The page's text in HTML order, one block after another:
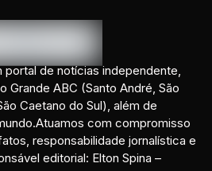
portal de notícias independente,
Grande ABC (Santo André, São
Caetano do Sul), além de
com compromisso
responsabilidade jornalística e
editorial: Elton Spina –